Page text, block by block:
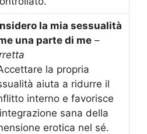
la mia sessualità
una parte di me –
la propria
aiuta a ridurre il
interno e favorisce
sana della
erotica nel sé.